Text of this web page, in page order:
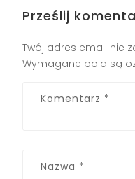
Prześlij
Twój adres email nie
Wymagane pola są